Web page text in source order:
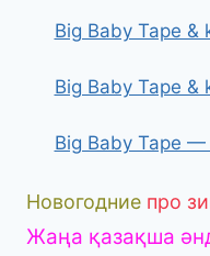
Big Baby Tape
Big Baby Tape
Big Baby Tape —
Новогодние про
Жаңа қазақша